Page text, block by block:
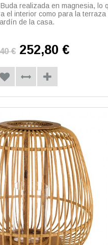
realizada en magnesia, lo
el interior como para la terraza
de la casa.
€ 252,80 €